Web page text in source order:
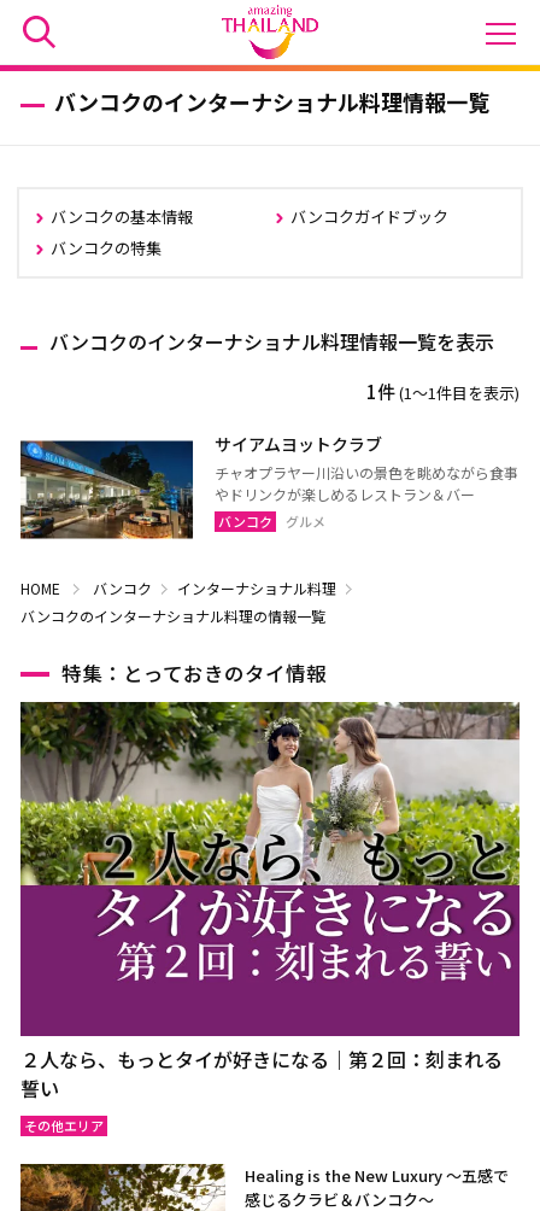
バンコクのインターナショナル料理情報一覧
バンコクの基本情報
バンコクガイドブック
バンコクの特集
バンコクのインターナショナル料理情報一覧を表示
1件(1〜1件目を表示)
サイアムヨットクラブ
チャオプラヤー川沿いの景色を眺めながら食事
やドリンクが楽しめるレストラン＆バー
バンコク グルメ
HOME バンコク
インターナショナル料理
バンコクのインターナショナル料理の情報一覧
特集：とっておきのタイ情報
２人なら、もっとタイが好きになる｜第２回：刻まれる
誓い
その他エリア
Healing is the New Luxury ～五感で
感じるクラビ＆バンコク～